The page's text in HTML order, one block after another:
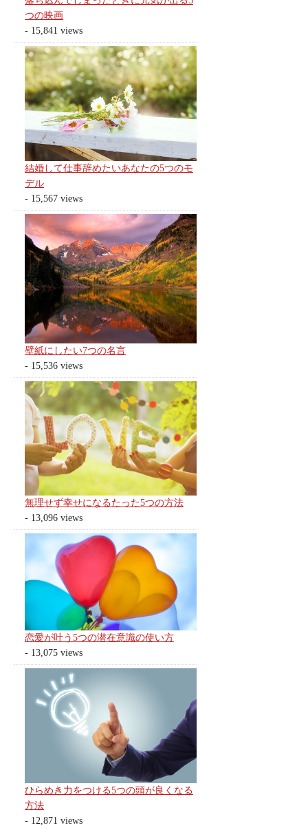
つの映画
- 15,841 views
結婚して仕事辞めたいあなたの5つのモ
デル
- 15,567 views
壁紙にしたい7つの名言
- 15,536 views
無理せず幸せになるたった5つの方法
- 13,096 views
恋愛が叶う5つの潜在意識の使い方
- 13,075 views
ひらめき力をつける5つの頭が良くなる
方法
- 12,871 views